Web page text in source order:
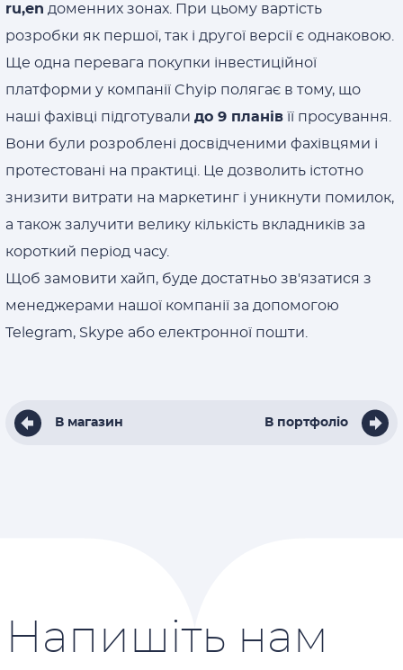
ru,en доменних зонах. При цьому вартість
розробки як першої, так і другої версії є однаковою.
Ще одна перевага покупки інвестиційної
платформи у компанії Chyip полягає в тому, що
наші фахівці підготували до 9 планів її просування.
Вони були розроблені досвідченими фахівцями і
протестовані на практиці. Це дозволить істотно
знизити витрати на маркетинг і уникнути помилок,
а також залучити велику кількість вкладників за
короткий період часу.
Щоб замовити хайп, буде достатньо зв'язатися з
менеджерами нашої компанії за допомогою
Telegram, Skype або електронної пошти.
В магазин В портфоліо
Напишіть нам